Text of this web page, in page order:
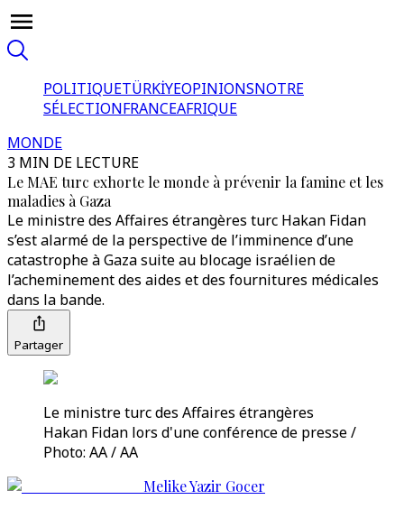
POLITIQUETÜRKİYEOPINIONSNOTRE
SÉLECTIONFRANCEAFRIQUE
MONDE
3 MIN DE LECTURE
Le MAE turc exhorte le monde à prévenir la famine et les
maladies à Gaza
Le ministre des Affaires étrangères turc Hakan Fidan
s’est alarmé de la perspective de l’imminence d’une
catastrophe à Gaza suite au blocage israélien de
l’acheminement des aides et des fournitures médicales
dans la bande.
Partager
Le ministre turc des Affaires étrangères
Hakan Fidan lors d'une conférence de presse /
Photo: AA / AA
Melike Yazir Gocer